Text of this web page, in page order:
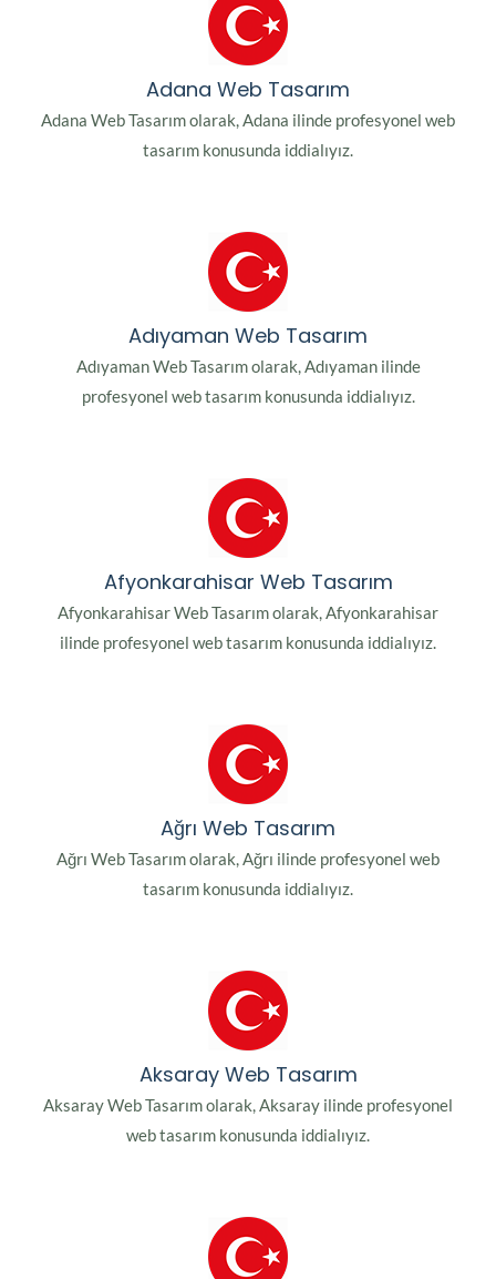
Adana Web Tasarım
Adana Web Tasarım olarak, Adana ilinde profesyonel web
tasarım konusunda iddialıyız.
Adıyaman Web Tasarım
Adıyaman Web Tasarım olarak, Adıyaman ilinde
profesyonel web tasarım konusunda iddialıyız.
Afyonkarahisar Web Tasarım
Afyonkarahisar Web Tasarım olarak, Afyonkarahisar
ilinde profesyonel web tasarım konusunda iddialıyız.
Ağrı Web Tasarım
Ağrı Web Tasarım olarak, Ağrı ilinde profesyonel web
tasarım konusunda iddialıyız.
Aksaray Web Tasarım
Aksaray Web Tasarım olarak, Aksaray ilinde profesyonel
web tasarım konusunda iddialıyız.